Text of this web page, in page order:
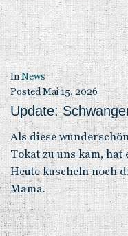
InNews
PostedMai 15, 2026
Update:
Als diese
Tokat zu uns kam, hat
Heute kuscheln noch
Mama.